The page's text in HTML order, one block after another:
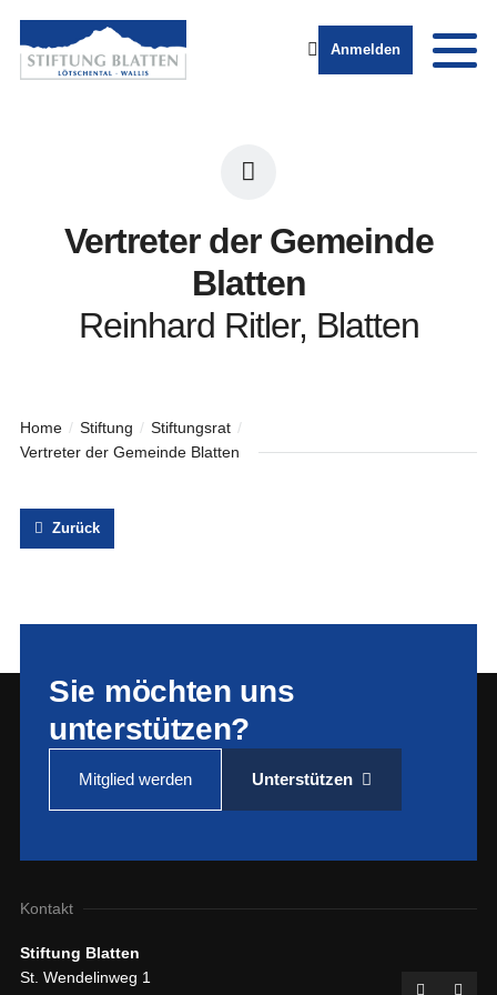
Anmelden
Home Stiftung
Stiftungsrat
Vertreter der Gemeinde Blatten
Vertreter der Gemeinde
Blatten
Reinhard Ritler, Blatten
Zurück
Sie möchten uns
unterstützen?
Mitglied werden Unterstützen
Kontakt
Stiftung Blatten
St. Wendelinweg 1